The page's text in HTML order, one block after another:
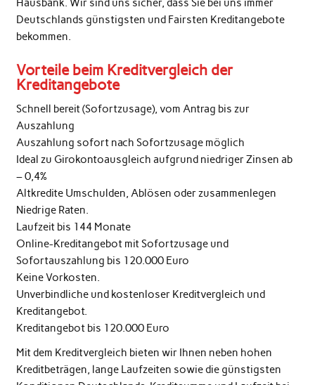
Deutschlands günstigsten und Fairsten Kreditangebote
bekommen.
Vorteile beim Kreditvergleich der
Kreditangebote
Schnell bereit (Sofortzusage), vom Antrag bis zur
Auszahlung
Auszahlung sofort nach Sofortzusage möglich
Ideal zu Girokontoausgleich aufgrund niedriger Zinsen ab
– 0,4%
Altkredite Umschulden, Ablösen oder zusammenlegen
Niedrige Raten.
Laufzeit bis 144 Monate
Online-Kreditangebot mit Sofortzusage und
Sofortauszahlung bis 120.000 Euro
Keine Vorkosten.
Unverbindliche und kostenloser Kreditvergleich und
Kreditangebot.
Kreditangebot bis 120.000 Euro
Mit dem Kreditvergleich bieten wir Ihnen neben hohen
Kreditbeträgen, lange Laufzeiten sowie die günstigsten